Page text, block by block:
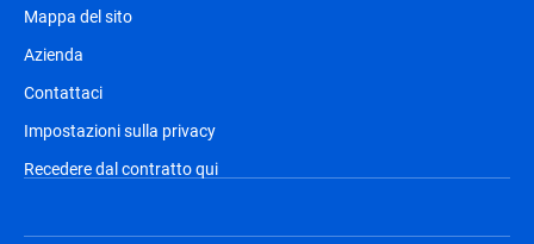
Mappa del sito
Azienda
Contattaci
Impostazioni sulla privacy
Recedere dal contratto qui